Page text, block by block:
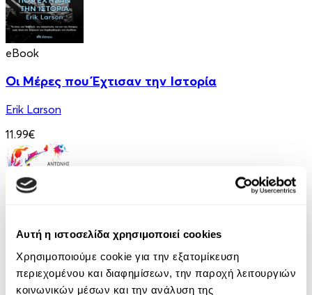
Αυτή η ιστοσελίδα χρησιμοποιεί cookies
Χρησιμοποιούμε cookie για την εξατομίκευση
περιεχομένου και διαφημίσεων, την παροχή λειτουργιών
κοινωνικών μέσων και την ανάλυση της
eBook
Οι Μέρες που Έχτισαν την Ιστορία
Erik Larson
11.99€
eBook
Euro - Δυσκολότερο από ένα Μουντιάλ